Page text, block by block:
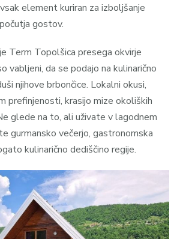
element kuriran za izboljšanje
gostov.
Term Topolšica presega okvirje
vabljeni, da se podajo na kulinarično
njihove brbončice. Lokalni okusi,
prefinjenosti, krasijo mize okoliških
glede na to, ali uživate v lagodnem
gurmansko večerjo, gastronomska
kulinarično dediščino regije.